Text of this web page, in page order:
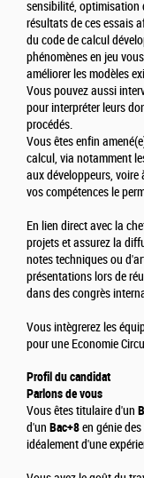
sensibilité, optimisation
résultats de ces essais
du code de calcul
phénomènes en jeu
améliorer les modèles
Vous pouvez aussi
pour interpréter leurs
procédés.
Vous êtes enfin
calcul, via notamment
aux développeurs,
vos compétences le
En lien direct avec la
projets et assurez la
notes techniques ou
présentations lors de
dans des congrès
Vous intègrerez les
pour une Economie
Profil du candidat
Parlons de vous
Vous êtes titulaire d'un
d'un Bac+8en génie
idéalement d'une